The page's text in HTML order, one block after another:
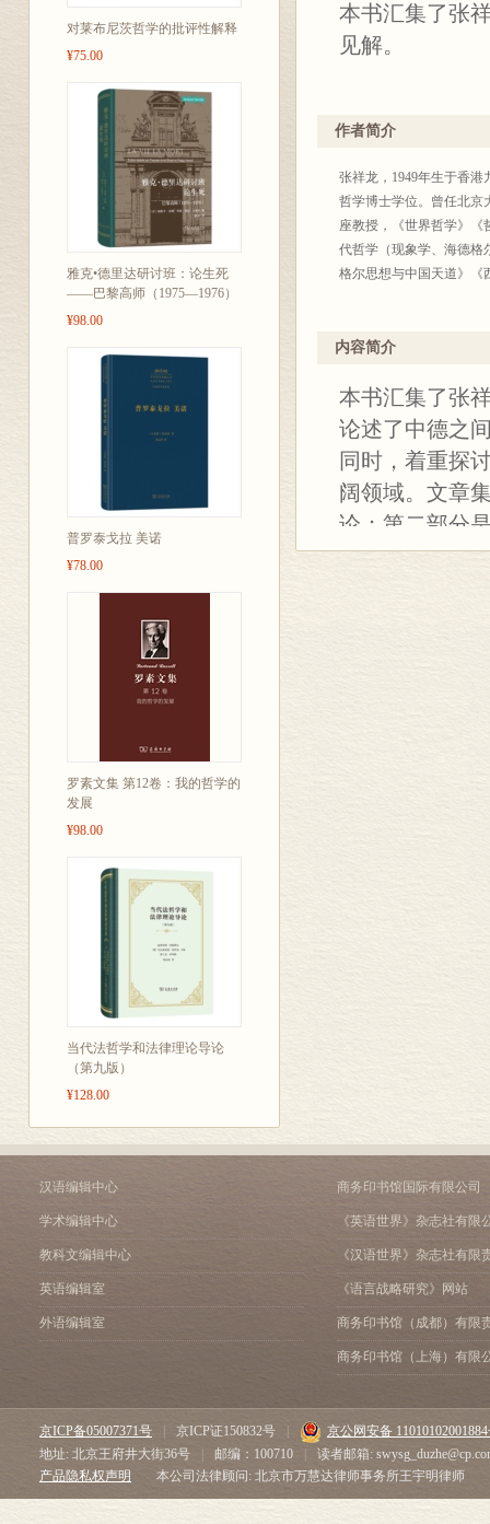
对莱布尼茨哲学的批评性解释
¥75.00
雅克•德里达研讨班：论生死
——巴黎高师（1975—1976）
¥98.00
普罗泰戈拉 美诺
¥78.00
罗素文集 第12卷：我的哲学的
发展
¥98.00
当代法哲学和法律理论导论
（第九版）
¥128.00
本书汇集了张
见解。
作者简介
张祥龙，1949年生于香
哲学博士学位。曾任北京
座教授，《世界哲学》《
代哲学（现象学、海德格
格尔思想与中国天道》《
内容简介
本书汇集了张
论述了中德之
同时，着重探
阔领域。文章
论；第二部分
分是阐发海德
汉语编辑中心
学术编辑中心
教科文编辑中心
英语编辑室
外语编辑室
商务印书馆国际有限公司
《英语世界》杂志社有限
《汉语世界》杂志社有限
《语言战略研究》网站
商务印书馆（成都）有限
商务印书馆（上海）有限
京ICP备05007371号 京ICP证150832号
京公网安备
地址: 北京王府井大街36号
邮编：100710
读者邮箱:
产品隐私权声明
本公司法律顾问: 北京市万慧达律师事务所王宇明律师